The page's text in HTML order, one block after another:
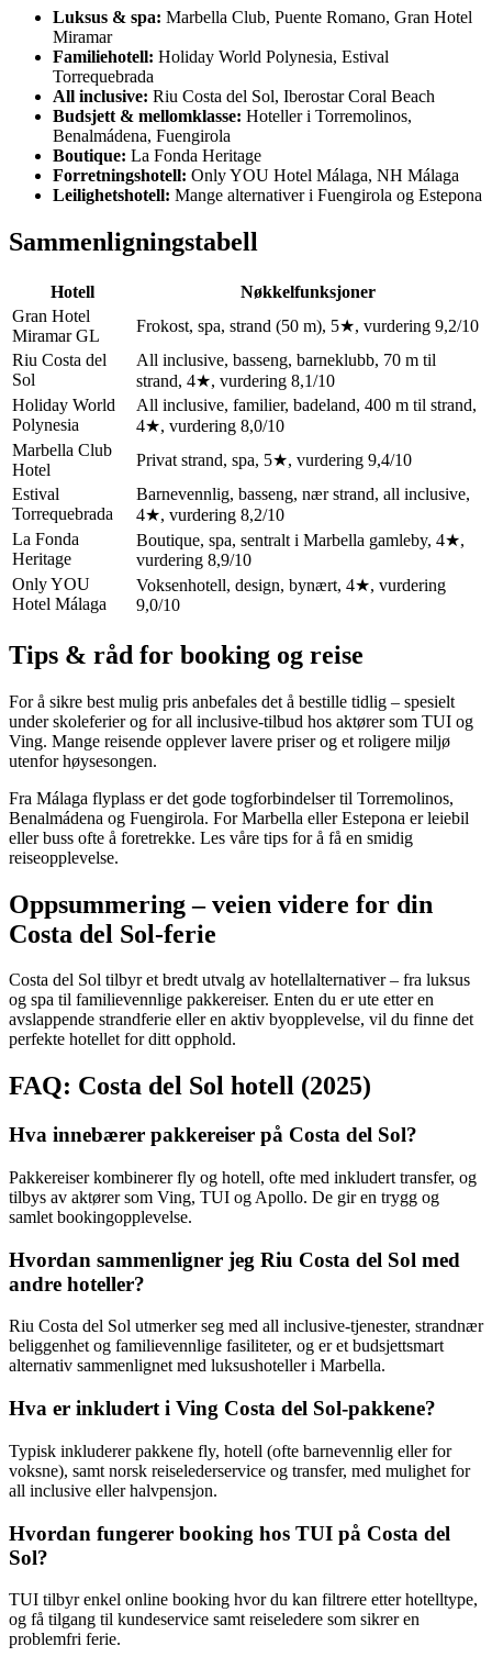
Luksus & spa: Marbella Club, Puente Romano, Gran Hotel
Miramar
Familiehotell: Holiday World Polynesia, Estival
Torrequebrada
All inclusive: Riu Costa del Sol, Iberostar Coral Beach
Budsjett & mellomklasse: Hoteller i Torremolinos,
Benalmádena, Fuengirola
Boutique: La Fonda Heritage
Forretningshotell: Only YOU Hotel Málaga, NH Málaga
Leilighetshotell: Mange alternativer i Fuengirola og Estepona
Sammenligningstabell
Hotell
Nøkkelfunksjoner
Gran Hotel
Miramar GL
Frokost, spa, strand (50 m), 5★, vurdering 9,2/10
Riu Costa del
Sol
All inclusive, basseng, barneklubb, 70 m til
strand, 4★, vurdering 8,1/10
Holiday World
Polynesia
All inclusive, familier, badeland, 400 m til strand,
4★, vurdering 8,0/10
Marbella Club
Hotel
Privat strand, spa, 5★, vurdering 9,4/10
Estival
Torrequebrada
Barnevennlig, basseng, nær strand, all inclusive,
4★, vurdering 8,2/10
La Fonda
Heritage
Boutique, spa, sentralt i Marbella gamleby, 4★,
vurdering 8,9/10
Only YOU
Hotel Málaga
Voksenhotell, design, bynært, 4★, vurdering
9,0/10
Tips & råd for booking og reise
For å sikre best mulig pris anbefales det å bestille tidlig – spesielt
under skoleferier og for all inclusive-tilbud hos aktører som TUI og
Ving. Mange reisende opplever lavere priser og et roligere miljø
utenfor høysesongen.
Fra Málaga flyplass er det gode togforbindelser til Torremolinos,
Benalmádena og Fuengirola. For Marbella eller Estepona er leiebil
eller buss ofte å foretrekke. Les våre tips for å få en smidig
reiseopplevelse.
Oppsummering – veien videre for din
Costa del Sol-ferie
Costa del Sol tilbyr et bredt utvalg av hotellalternativer – fra luksus
og spa til familievennlige pakkereiser. Enten du er ute etter en
avslappende strandferie eller en aktiv byopplevelse, vil du finne det
perfekte hotellet for ditt opphold.
FAQ: Costa del Sol hotell (2025)
Hva innebærer pakkereiser på Costa del Sol?
Pakkereiser kombinerer fly og hotell, ofte med inkludert transfer, og
tilbys av aktører som Ving, TUI og Apollo. De gir en trygg og
samlet bookingopplevelse.
Hvordan sammenligner jeg Riu Costa del Sol med
andre hoteller?
Riu Costa del Sol utmerker seg med all inclusive-tjenester, strandnær
beliggenhet og familievennlige fasiliteter, og er et budsjettsmart
alternativ sammenlignet med luksushoteller i Marbella.
Hva er inkludert i Ving Costa del Sol-pakkene?
Typisk inkluderer pakkene fly, hotell (ofte barnevennlig eller for
voksne), samt norsk reiselederservice og transfer, med mulighet for
all inclusive eller halvpensjon.
Hvordan fungerer booking hos TUI på Costa del
Sol?
TUI tilbyr enkel online booking hvor du kan filtrere etter hotelltype,
og få tilgang til kundeservice samt reiseledere som sikrer en
problemfri ferie.